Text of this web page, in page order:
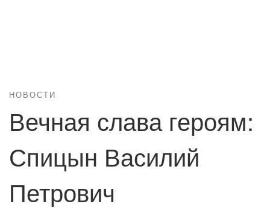
НОВОСТИ
Вечная слава героям:
Спицын Василий
Петрович